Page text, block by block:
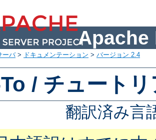
Apache
ーバ> ドキュメンテーション > バージョン 2.4
/ チュート
翻訳済み言